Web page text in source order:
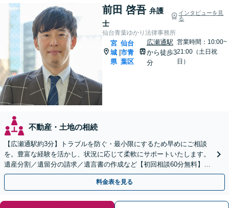
前田 啓吾 弁護
士
インタビューを見
る
仙台青葉ゆかり法律事務所
宮
城
県
|
仙台
市青
葉区
広瀬通駅
から徒歩3
分
営業時間：10:00~
21:00（土日祝
日）
不動産・土地の相続
【広瀬通駅約3分】トラブルを防ぐ・最小限にするため早めにご相談
を。豊富な経験を活かし、状況に応じて柔軟にサポートいたします。
遺産分割／遺留分の請求／遺言書の作成など【初回相談60分無料】
【オンライン相談可能】
料金表を見る